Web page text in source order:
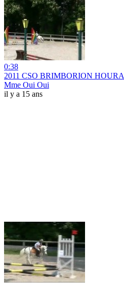
0:38
2011 CSO BRIMBORION HOURA
Mme Oui Oui
il y a 15 ans